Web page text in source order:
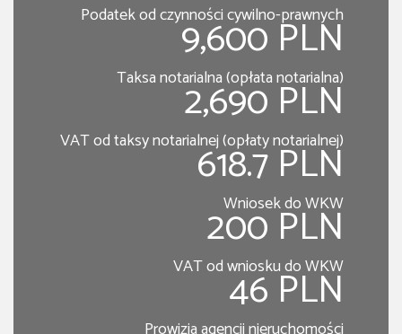
Podatek od czynności cywilno-prawnych
9,600 PLN
Taksa notarialna (opłata notarialna)
2,690 PLN
VAT od taksy notarialnej (opłaty notarialnej)
618.7 PLN
Wniosek do WKW
200 PLN
VAT od wniosku do WKW
46 PLN